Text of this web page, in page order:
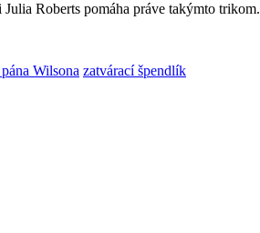
Roberts pomáha práve takýmto trikom.
Wilsona zatvárací špendlík